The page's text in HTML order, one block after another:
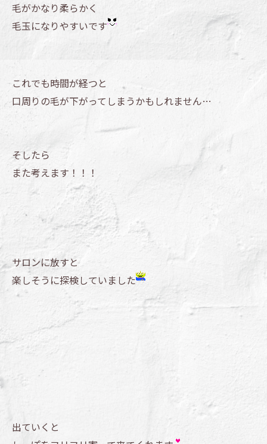
毛がかなり柔らかく
毛玉になりやすいです
これでも時間が経つと
口周りの毛が下がってしまうかもしれません…
そしたら
また考えます！！！
サロンに放すと
楽しそうに探検していました
出ていくと